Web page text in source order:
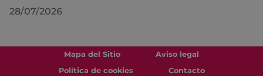
28/07/2026
Mapa del Sitio
Aviso legal
Política de cookies
Contacto